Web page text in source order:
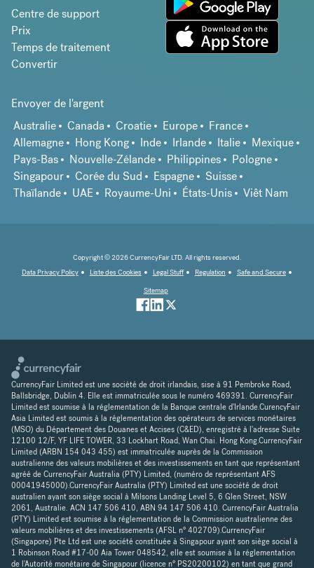
Centre de support
Prix
Temps de traitement
Convertir
Envoyer de l'argent
Australie
Canada Croatie Europe
France
Allemagne
Hong Kong Inde Irlande Italie
Mexique
Pays-Bas
Nouvelle-Zélande Philippines
Pologne
Singapour
Corée du Sud Espagne
Suisse
Thaïlande
UAE Royaume-Uni États-Unis Viêt Nam
Copyright © 2026 CurrencyFair LTD. All rights reserved.
Data Privacy Policy
Liste des Cookies Legal Stuff Regulation
Safe and Secure
Sitemap
CurrencyFair Limited est une société de droit irlandais, sise à 91 Pembroke Road,
Ballsbridge, Dublin 4. Elle est immatriculée sous le numéro 469391. CurrencyFair
Limited est soumise à la réglementation de la Banque centrale d'Irlande.CurencyFair
Asia Limited est soumis à la réglementation des opérateurs de services monétaires
(MSO) du Département des Douanes et Accises (C&ED), enregistré à l'adresse Suite
12100 12/F, YF LIFE TOWER, 33 Lockhart Road, Wan Chai. Hong Kong.CurrencyFair
Limited (ARBN 154 043 455) est immatriculée auprès de la Commission
australienne des valeurs mobilières et des investissements en tant que représentant
agréé de CurrencyFair Australia (PTY) Limited, (numéro de représentant AFS
00041945000).CurrencyFair Australia (PTY) Limited est une société de droit
australien ayant son siège social à Milsons Landing Level 5, 6 Glen Street, NSW
2061, Australie. ACN 147 506 410, ABN 94 147 506 410. CurrencyFair Australia
(PTY) Limited est soumise à la réglementation de la Commission australienne des
valeurs mobilières et des investissements (AFSL n° 402709).CurrencyFair
(Singapore) Pte Ltd est une société constituée à Singapour ayant son siège social à
1 Robinson Road #17-00 Aia Tower 048542, elle est soumise à la réglementation
de l'Autorité monétaire de Singapour (licence n° PS20200102) en tant que grand